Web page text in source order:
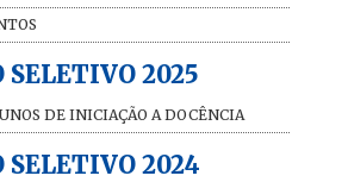
SELETIVO 2025
DE INICIAÇÃO A DOCÊNCIA
SELETIVO 2024